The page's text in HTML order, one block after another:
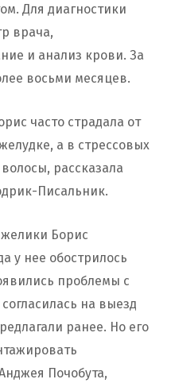
Для диагностики
врача,
и анализ крови. За
восьми месяцев.
часто страдала от
а в стрессовых
рассказала
Писальник.
Борис
у нее обострилось
проблемы с
на выезд
ранее. Но его
Почобута,